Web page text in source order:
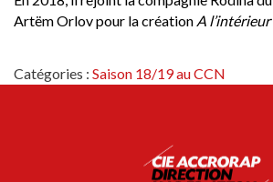
Artëm Orlov pour la création A
Catégories : Saison 18/19 au CCN